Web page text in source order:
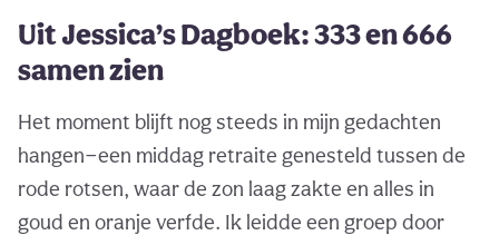
Uit Jessica’s Dagboek: 333 en 666
samen zien
Het moment blijft nog steeds in mijn gedachten
hangen—een middag retraite genesteld tussen de
rode rotsen, waar de zon laag zakte en alles in
goud en oranje verfde. Ik leidde een groep door